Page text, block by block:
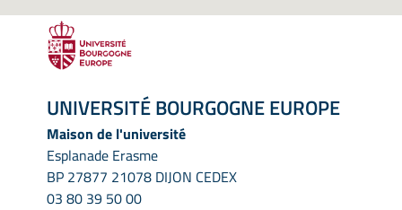
UNIVERSITÉ BOURGOGNE EUROPE
Maison de l'université
Esplanade Erasme
BP 27877 21078 DIJON CEDEX
03 80 39 50 00